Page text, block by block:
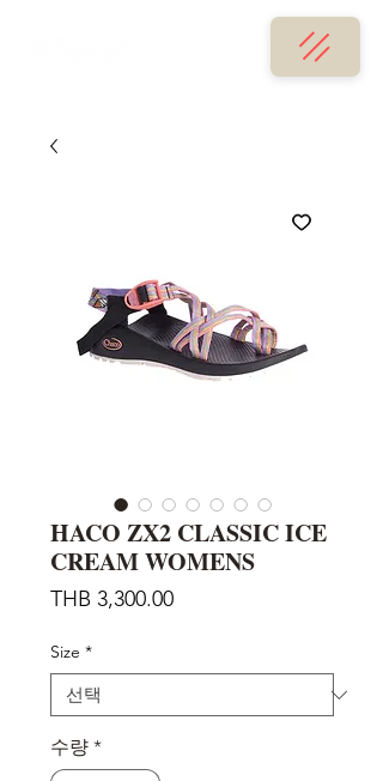
HACO ZX2 CLASSIC ICE
CREAM WOMENS
THB 3,300.00가
Size *
수량 *